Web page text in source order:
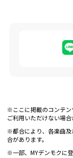
※ここに掲載のコンテン
ご利用いただけない場合
※都合により、各楽曲及
合があります。
※一部、MYデンモクに